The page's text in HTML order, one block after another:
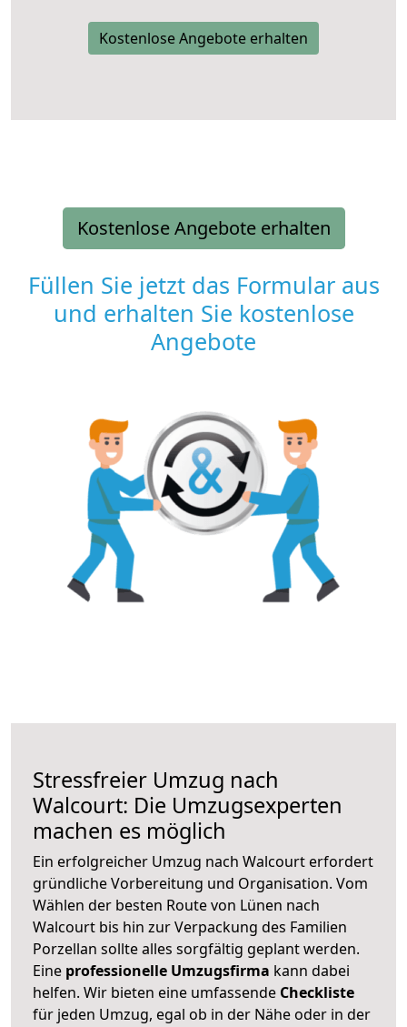
Kostenlose Angebote erhalten
Kostenlose Angebote erhalten
Füllen Sie jetzt das Formular aus
und erhalten Sie kostenlose
Angebote
Stressfreier Umzug nach
Walcourt: Die Umzugsexperten
machen es möglich
Ein erfolgreicher Umzug nach Walcourt erfordert
gründliche Vorbereitung und Organisation. Vom
Wählen der besten Route von Lünen nach
Walcourt bis hin zur Verpackung des Familien
Porzellan sollte alles sorgfältig geplant werden.
Eine professionelle Umzugsfirma kann dabei
helfen. Wir bieten eine umfassende Checkliste
für jeden Umzug, egal ob in der Nähe oder in der